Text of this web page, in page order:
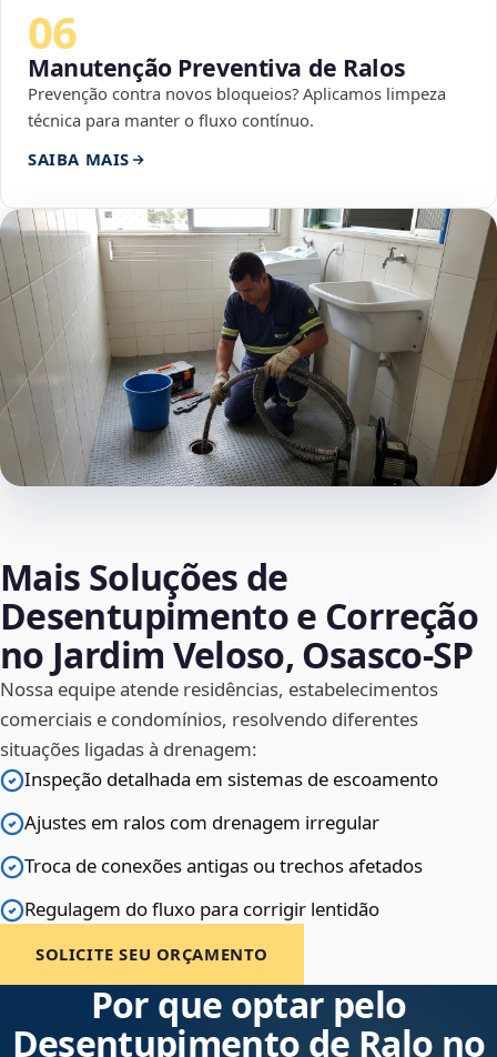
06
Manutenção Preventiva de Ralos
Prevenção contra novos bloqueios? Aplicamos limpeza
técnica para manter o fluxo contínuo.
SAIBA MAIS
Mais Soluções de
Desentupimento e Correção
no Jardim Veloso, Osasco‑SP
Nossa equipe atende residências, estabelecimentos
comerciais e condomínios, resolvendo diferentes
situações ligadas à drenagem:
Inspeção detalhada em sistemas de escoamento
Ajustes em ralos com drenagem irregular
Troca de conexões antigas ou trechos afetados
Regulagem do fluxo para corrigir lentidão
SOLICITE SEU ORÇAMENTO
Por que optar pelo
Desentupimento de Ralo no